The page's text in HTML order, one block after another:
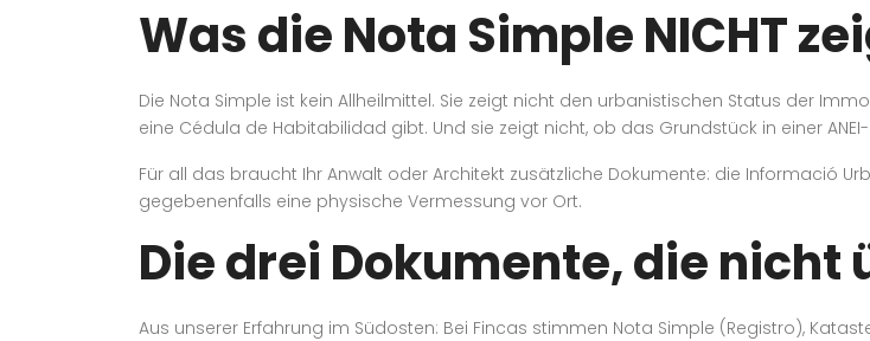
Was die Nota Simple NICHT
Die Nota Simple ist kein Allheilmittel. Sie zeigt nicht den urbanistischen Status der
eine Cédula de Habitabilidad gibt. Und sie zeigt nicht, ob das Grundstück in einer
Für all das braucht Ihr Anwalt oder Architekt zusätzliche Dokumente: die Informació
gegebenenfalls eine physische Vermessung vor Ort.
Die drei Dokumente, die
Aus unserer Erfahrung im Südosten: Bei Fincas stimmen Nota Simple (Registro),